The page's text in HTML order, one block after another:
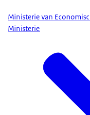
Ministerie van
Ministerie